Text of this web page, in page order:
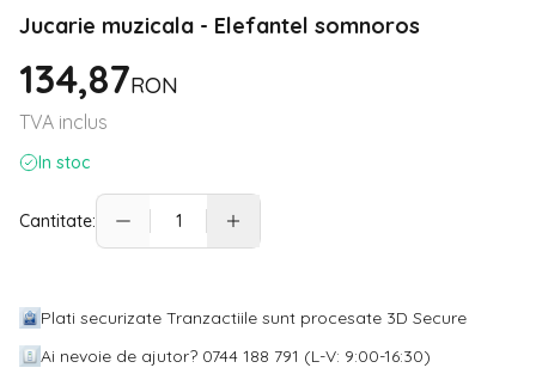
Jucarie muzicala - Elefantel somnoros
134,87RON
TVA inclus
In stoc
Cantitate:
Plati securizate Tranzactiile sunt procesate 3D Secure
Ai nevoie de ajutor? 0744 188 791 (L-V: 9:00-16:30)